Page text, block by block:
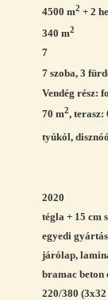
4500 m2 + 2
340 m2
7
7 szoba, 3
Vendég rész:
70 m2, terasz:
tyúkól,
2020
tégla + 15 cm
egyedi
járólap,
bramac beton
220/380